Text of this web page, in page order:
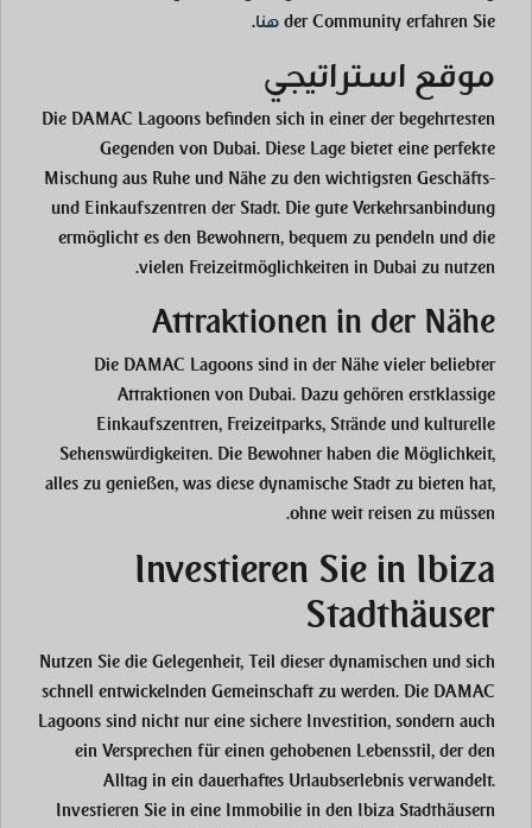
der Community erfahren Sie هنا.
موقع استراتيجي
Die DAMAC Lagoons befinden sich in einer der begehrtesten
Gegenden von Dubai. Diese Lage bietet eine perfekte
Mischung aus Ruhe und Nähe zu den wichtigsten Geschäfts-
und Einkaufszentren der Stadt. Die gute Verkehrsanbindung
ermöglicht es den Bewohnern, bequem zu pendeln und die
vielen Freizeitmöglichkeiten in Dubai zu nutzen.
Attraktionen in der Nähe
Die DAMAC Lagoons sind in der Nähe vieler beliebter
Attraktionen von Dubai. Dazu gehören erstklassige
Einkaufszentren, Freizeitparks, Strände und kulturelle
Sehenswürdigkeiten. Die Bewohner haben die Möglichkeit,
alles zu genießen, was diese dynamische Stadt zu bieten hat,
ohne weit reisen zu müssen.
Investieren Sie in Ibiza
Stadthäuser
Nutzen Sie die Gelegenheit, Teil dieser dynamischen und sich
schnell entwickelnden Gemeinschaft zu werden. Die DAMAC
Lagoons sind nicht nur eine sichere Investition, sondern auch
ein Versprechen für einen gehobenen Lebensstil, der den
Alltag in ein dauerhaftes Urlaubserlebnis verwandelt.
Investieren Sie in eine Immobilie in den Ibiza Stadthäusern